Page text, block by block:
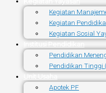
Kegiatan
Kegiatan
Kegiatan Sosial
Institusi Pendidikan
Pendidikan
Pendidikan Tinggi
Unit Usaha
Apotek PF